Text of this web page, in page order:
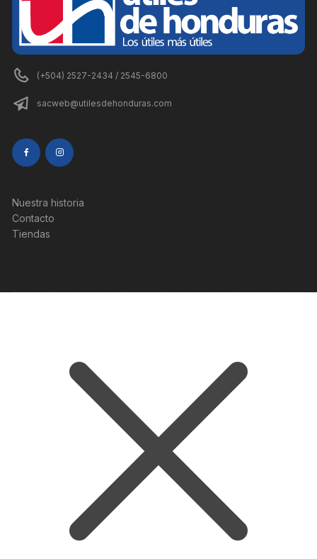
(+504) 2527-2434 / 2545-6800
sacweb@utilesdehonduras.com
Nuestra historia
Contacto
Tiendas